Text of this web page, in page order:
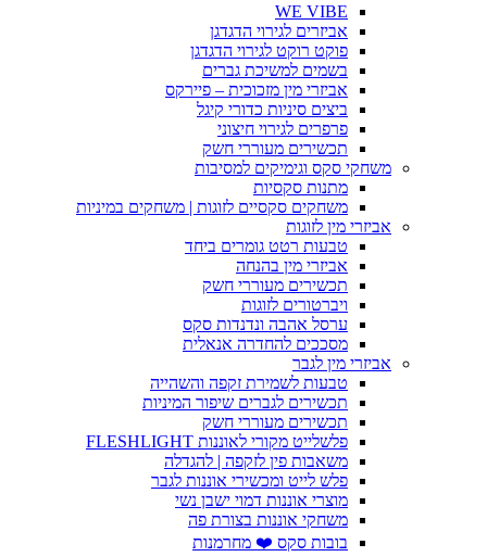
WE VIBE
אביזרים לגירוי הדגדגן
פוקט רוקט לגירוי הדגדגן
בשמים למשיכת גברים
אביזרי מין מזכוכית – פיירקס
ביצים סיניות כדורי קיגל
פרפרים לגירוי חיצוני
תכשירים מעוררי חשק
משחקי סקס וגימיקים למסיבות
מתנות סקסיות
משחקים סקסיים לזוגות | משחקים במיניות
אביזרי מין לזוגות
טבעות רטט גומרים ביחד
אביזרי מין בהנחה
תכשירים מעוררי חשק
ויברטורים לזוגות
ערסל אהבה ונדנדות סקס
מסככים להחדרה אנאלית
אביזרי מין לגבר
טבעות לשמירת זקפה והשהייה
תכשירים לגברים שיפור המיניות
תכשירים מעוררי חשק
פלשלייט מקורי לאוננות FLESHLIGHT
משאבות פין לזקפה | להגדלה
פלש לייט ומכשירי אוננות לגבר
מוצרי אוננות דמוי ישבן נשי
משחקי אוננות בצורת פה
בובות סקס ❤️ מחרמנות